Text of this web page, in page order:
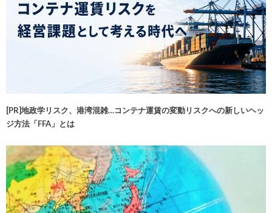
[PR]地政学リスク、港湾混雑…コンテナ運賃の変動リスクへの新しいヘッ
ジ方法「FFA」とは